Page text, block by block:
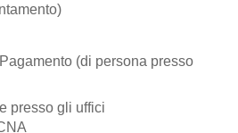
(di persona presso
presso gli uffici